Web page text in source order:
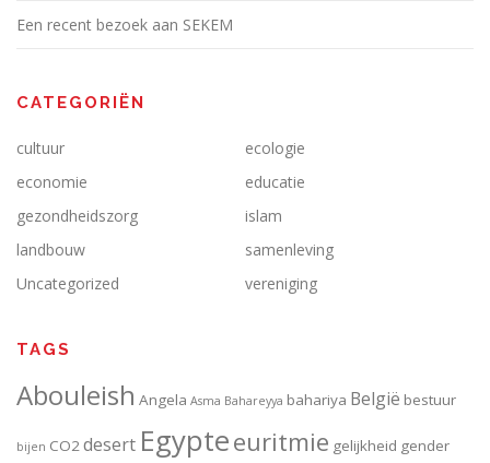
Een recent bezoek aan SEKEM
CATEGORIËN
cultuur
ecologie
economie
educatie
gezondheidszorg
islam
landbouw
samenleving
Uncategorized
vereniging
TAGS
Abouleish Angela Asma Bahareyya bahariya België bestuur
bijen CO2desert Egypteeuritmie gelijkheid gender